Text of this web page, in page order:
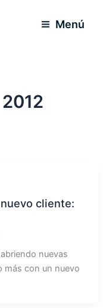
Menú
cliente:
nuevas
más con un nuevo